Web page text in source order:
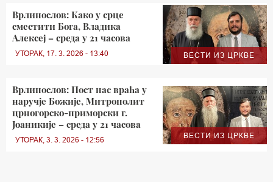
ВЕСТИ ИЗ ЦРКВЕ
Врлинослов: Како у срце
сместити Бога, Владика
Алексеј – среда у 21 часова
УТОРАК, 17. 3. 2026 - 13:40
ВЕСТИ ИЗ ЦРКВЕ
Врлинослов: Пост нас враћа у
наручје Божије, Митрополит
црногорско-приморски г.
Јоаникије – среда у 21 часова
УТОРАК, 3. 3. 2026 - 12:56